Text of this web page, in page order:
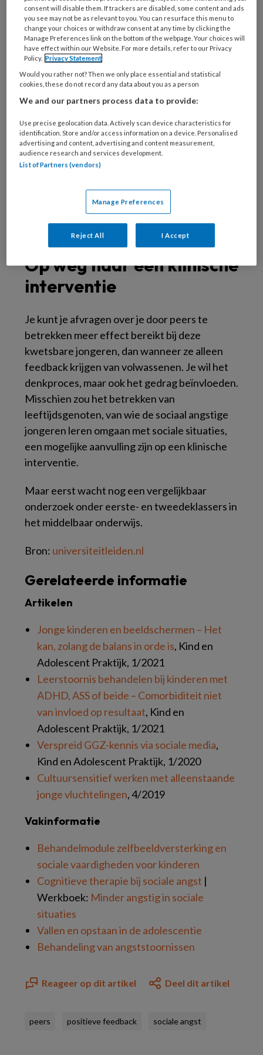
effecten in plaats van de negatieve effecten
en peer pressure ‘Don’t hang out with the
wrong crowd’.
Voor het onderzoek met experimenteel
karakter, gebruikte ze twee groepen
studenten. Hoog sociaal angstige jongeren en
laag sociaal angstige jongeren. De deelnemers
kregen at random positieve en neutrale
feedback op een digitale spreekbeurt. Bij de
positieve conditie gingen sociaal angstige
laag angstige jongeren maakte het soort
feedback niet uit, van beide soorten feedback
gingen ze er op vooruit.
Op weg naar een klinische
interventie
Je kunt je afvragen over je door peers te
betrekken meer effect bereikt bij deze
kwetsbare jongeren, dan wanneer ze alleen
feedback krijgen van volwassenen. Je wil het
denkproces, maar ook het gedrag beïnvloeden.
Misschien zou het betrekken van
leeftijdsgenoten, van wie de sociaal angstige
jongeren leren omgaan met sociale situaties,
een mogelijke aanvulling zijn op een klinische
interventie.
Maar eerst wacht nog een vergelijkbaar
onderzoek onder eerste- en tweedeklassers in
het middelbaar onderwijs.
Bron: universiteitleiden.nl
Gerelateerde informatie
Artikelen
Jonge kinderen en beeldschermen – Het
kan, zolang de balans in orde is, Kind en
Adolescent Praktijk, 1/2021
Leerstoornis behandelen bij kinderen met
ADHD, ASS of beide – Comorbiditeit niet
van invloed op resultaat, Kind en
Adolescent Praktijk, 1/2021
Verspreid GGZ-kennis via sociale media,
Kind en Adolescent Praktijk, 1/2020
Cultuursensitief werken met alleenstaande
jonge vluchtelingen, 4/2019
Vakinformatie
Behandelmodule zelfbeeldversterking en
sociale vaardigheden voor kinderen
Cognitieve therapie bij sociale angst |
Werkboek: Minder angstig in sociale
situaties
Vallen en opstaan in de adolescentie
Behandeling van angststoornissen
Reageer op dit artikel Deel dit artikel
peers positieve feedback sociale angst
consent will disable them. If trackers are disabled, some content and ads
you see may not be as relevant to you. You can resurface this menu to
change your choices or withdraw consent at any time by clicking the
Manage Preferences link on the bottom of the webpage. Your choices will
have effect within our Website. For more details, refer to our Privacy
Policy. Privacy Statement
Would you rather not? Then we only place essential and statistical
cookies, these do not record any data about you as a person
We and our partners process data to provide:
Use precise geolocation data. Actively scan device characteristics for
identification. Store and/or access information on a device. Personalised
advertising and content, advertising and content measurement,
audience research and services development.
List of Partners (vendors)
Manage Preferences
Reject All I Accept